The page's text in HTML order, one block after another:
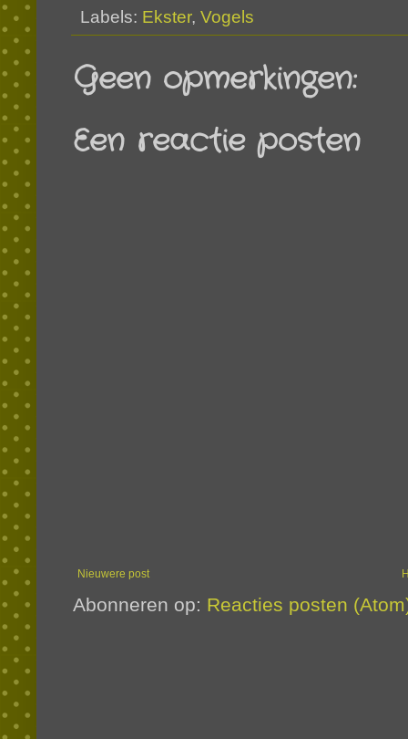
Labels: Ekster, Vogels
Geen opmerkingen:
Een reactie posten
Nieuwere post
Abonneren op: Reacties posten